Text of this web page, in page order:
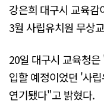
강은희 대구시 교육
3월 사립유치원 무상
20일 대구시 교육청
입할 예정이었던 '사
연기됐다"고 밝혔다.